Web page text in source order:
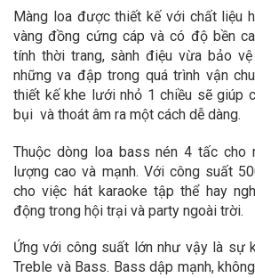
Màng loa được thiết kế với chất liệu
vàng đồng cứng cáp và có độ bền
tính thời trang, sành điệu vừa bảo
những va đập trong quá trình vận
thiết kế khe lưới nhỏ 1 chiều sẽ giúp
bụi và thoát âm ra một cách dễ dàng.
Thuộc dòng loa bass nén 4 tấc cho
lượng cao và mạnh. Với công suất
cho việc hát karaoke tập thể hay
động trong hội trại và party ngoài trời.
Ứng với công suất lớn như vậy là sự
Treble và Bass. Bass dập mạnh,